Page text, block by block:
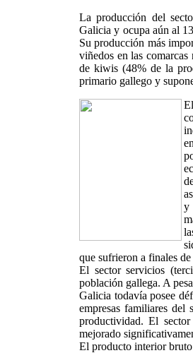
La producción del
Galicia y ocupa aún al
Su producción más
viñedos en las
de kiwis (48% de la
primario gallego y
y
que sufrieron a finales
El sector servicios
población gallega. A
Galicia todavía posee
empresas familiares
productividad. El sector
mejorado
El producto interior